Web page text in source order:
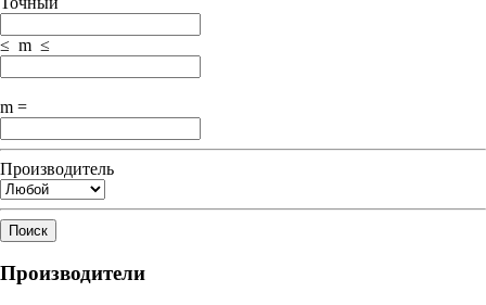
≤ m ≤
m =
Производитель
Поиск
Производители